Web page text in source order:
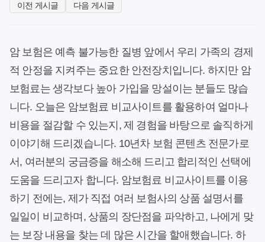
이전 게시글
다음 게시글
암 보험은 예측 불가능한 질병 앞에서 우리 가족의 경제
적 안정을 지켜주는 중요한 안전장치입니다. 하지만 암
보험료는 생각보다 높아 가입을 망설이는 분들도 많습
니다. 오늘은 암보험료 비교사이트를 활용하여 얼마나
비용을 절감할 수 있는지, 제 경험을 바탕으로 솔직하게
이야기해 드리겠습니다. 10년차 보험 콘텐츠 전문가로
서, 여러분의 궁금증을 해소해 드리고 합리적인 선택에
도움을 드리고자 합니다. 암보험료 비교사이트를 이용
하기 전에는, 제가 직접 여러 보험사의 상품 설명서를
일일이 비교하며, 상품의 장단점을 파악하고, 나에게 맞
는 보장 내용을 찾는 데 많은 시간을 할애했습니다. 하